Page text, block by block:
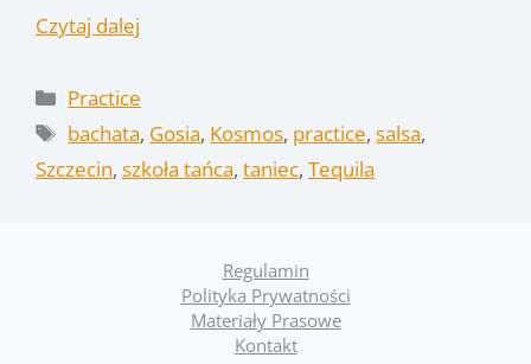
Czytaj dalej
Kategorie
Practice
Tagi
bachata, Gosia, Kosmos, practice,salsa,
Szczecin, szkoła tańca, taniec, Tequila
Regulamin
Polityka Prywatności
Materiały Prasowe
Kontakt